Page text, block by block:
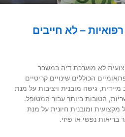
רפואיות – לא חייבים
לא מוערכת דיה במשבר
הכוללים שינויים קריטיים
גישה מובנית ויציבות על מנת
הטובות ביותר עבור המטופל.
מקצועית ומובנית חיונית על מנת
נפשי או פיזי.